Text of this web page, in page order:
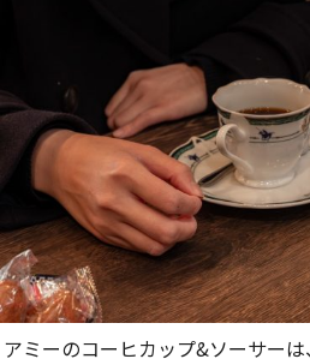
アミーのコーヒカップ&ソーサー